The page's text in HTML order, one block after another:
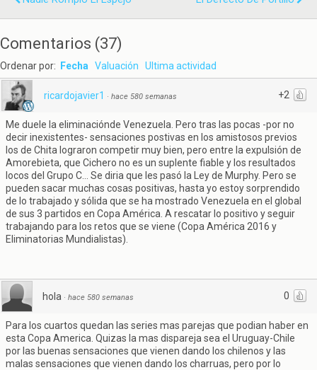
Comentarios (37)
Ordenar por: Fecha Valuación Ultima actividad
+2
ricardojavier1 · hace 580 semanas
Me duele la eliminaciónde Venezuela. Pero tras las pocas -por no
decir inexistentes- sensaciones postivas en los amistosos previos
los de Chita lograron competir muy bien, pero entre la expulsión de
Amorebieta, que Cichero no es un suplente fiable y los resultados
locos del Grupo C... Se diria que les pasó la Ley de Murphy. Pero se
pueden sacar muchas cosas positivas, hasta yo estoy sorprendido
de lo trabajado y sólida que se ha mostrado Venezuela en el global
de sus 3 partidos en Copa América. A rescatar lo positivo y seguir
trabajando para los retos que se viene (Copa América 2016 y
Eliminatorias Mundialistas).
0
hola · hace 580 semanas
Para los cuartos quedan las series mas parejas que podian haber en
esta Copa America. Quizas la mas dispareja sea el Uruguay-Chile
por las buenas sensaciones que vienen dando los chilenos y las
malas sensaciones que vienen dando los charruas, pero por lo